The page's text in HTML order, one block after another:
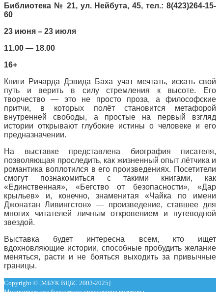
Библиотека № 21, ул. Нейбута, 45, тел.: 8(423)264-15-
60
23 июня – 23 июля
11.00 — 18.00
16+
Книги Ричарда Дэвида Баха учат мечтать, искать свой
путь и верить в силу стремления к высоте. Его
творчество — это не просто проза, а философские
притчи, в которых полёт становится метафорой
внутренней свободы, а простые на первый взгляд
истории открывают глубокие истины о человеке и его
предназначении.
На выставке представлена биография писателя,
позволяющая проследить, как жизненный опыт лётчика и
романтика воплотился в его произведениях. Посетители
смогут познакомиться с такими книгами, как
«Единственная», «Бегство от безопасности», «Дар
крыльев» и, конечно, знаменитая «Чайка по имени
Джонатан Ливингстон» — произведение, ставшее для
многих читателей личным откровением и путеводной
звездой.
Выставка будет интересна всем, кто ищет
вдохновляющие истории, способные пробудить желание
меняться, расти и не бояться выходить за привычные
границы.
Copyright © [МБУК ВЦБС 2003-2025]